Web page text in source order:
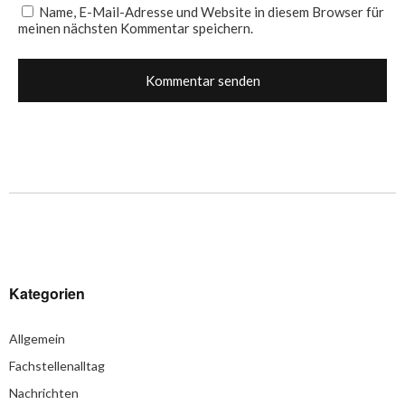
Name, E-Mail-Adresse und Website in diesem Browser für
meinen nächsten Kommentar speichern.
Kategorien
Allgemein
Fachstellenalltag
Nachrichten